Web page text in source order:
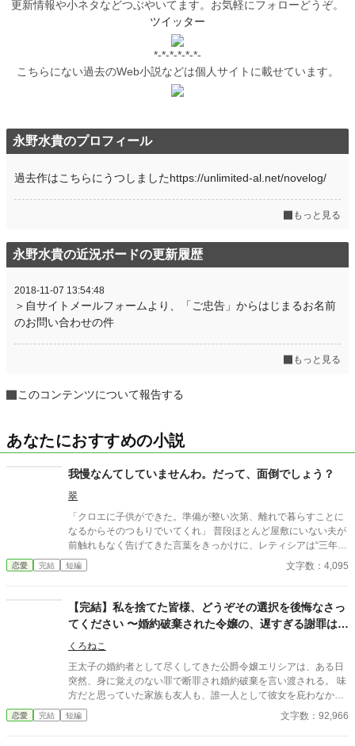
文字数 56,960
初回公開日時 2019.04.27 12:13
月間ポイント 575 pt (32,467 位)
年間ポイント 9,884 pt (31,572 位)
更新情報や小ネタなどつぶやいてます。お気軽にフォローどうぞ。
ツイッター
*-*-*-*-*-*-
こちらにない過去のWeb小説などは個人サイトに載せています。
永野水貴のプロフィール
過去作はこちらにうつしましたhttps://unlimited-al.net/novelog/
もっと見る
永野水貴の近況ボードの更新履歴
2018-11-07 13:54:48
＞自サイトメールフォームより、「ご忠告」からはじまるお名前
のお問い合わせの件
もっと見る
このコンテンツについて報告する
あなたにおすすめの小説
我慢なんてしていませんわ。だって、面倒でしょう？
翠
「クロエに子供ができた。準備が整い次第、離れで暮らすことに
なるからそのつもりでいてくれ」 普段ほとんど屋敷にいない夫が
前触れもなく告げてきた言葉をきっかけに、レティシアは“三年
間”の契約を終わらせることにした。 赤の他人を屋敷に迎えるこ
とはしない。 不要なものに感情を砕く理由などない。 「だって、
切り捨ててしまいましょう。
恋愛 完結 短編 文字数：4,095
【完結】私を捨てた皆様、どうぞその選択を後悔なさっ
てください 〜婚約破棄された令嬢の、遅すぎる謝罪はお
断りです〜
くろねこ
王太子の婚約者として尽くしてきた公爵令嬢エリシアは、ある日
突然、身に覚えのない罪で断罪され婚約破棄を言い渡される。 味
方だと思っていた家族も友人も、誰一人として彼女を庇わなかっ
た。 ――けれど、彼らは知らなかった。 彼女こそが国を支えてい
た“本当の功労者”だったことを。 すべてを失ったはずの令嬢が選
恋愛 完結 短編 文字数：92,966